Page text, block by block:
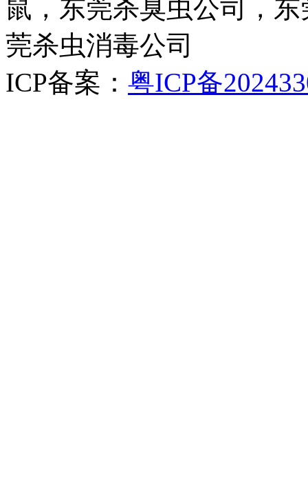
鼠，东莞杀臭虫公司，
莞杀虫消毒公司
ICP备案： 粤ICP备